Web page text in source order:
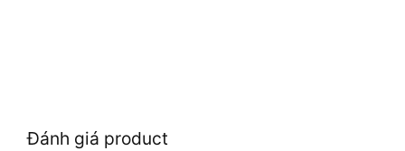
Đánh giá product